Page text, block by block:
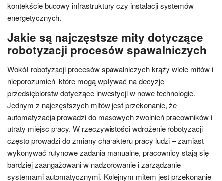
kontekście budowy infrastruktury czy instalacji systemów
energetycznych.
Jakie są najczęstsze mity dotyczące
robotyzacji procesów spawalniczych
Wokół robotyzacji procesów spawalniczych krąży wiele mitów i
nieporozumień, które mogą wpływać na decyzje
przedsiębiorstw dotyczące inwestycji w nowe technologie.
Jednym z najczęstszych mitów jest przekonanie, że
automatyzacja prowadzi do masowych zwolnień pracowników i
utraty miejsc pracy. W rzeczywistości wdrożenie robotyzacji
często prowadzi do zmiany charakteru pracy ludzi – zamiast
wykonywać rutynowe zadania manualne, pracownicy stają się
bardziej zaangażowani w nadzorowanie i zarządzanie
systemami automatycznymi. Kolejnym mitem jest przekonanie